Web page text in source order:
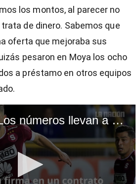
los montos, al parecer no
de dinero. Sabemos que
oferta que mejoraba sus
pesaron en Moya los ocho
a préstamo en otros equipos
(Video) Los números llevan a Jonathan Moya a LDA